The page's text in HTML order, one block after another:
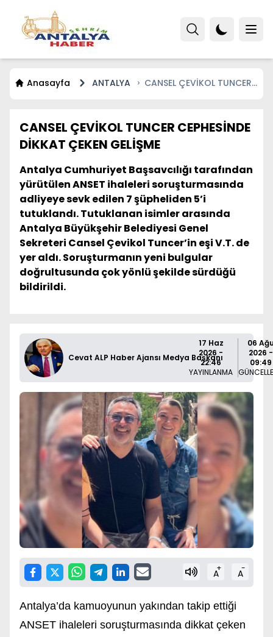
Anasayfa ANTALYA
CANSEL ÇEVİKOL TUNCER
CANSEL ÇEVİKOL TUNCER CEPHESİNDE
DİKKAT ÇEKEN GELİŞME
Antalya Cumhuriyet Başsavcılığı tarafından
yürütülen ANSET ihaleleri soruşturmasında
adliyeye sevk edilen 7 şüpheliden 5’i
tutuklandı. Tutuklanan isimler arasında
Antalya Büyükşehir Belediyesi Genel
Sekreteri Cansel Çevikol Tuncer’in eşi V.T. de
yer aldı. Soruşturmanın yeni bulgular
doğrultusunda çok yönlü şekilde sürdüğü
bildirildi.
Cevat ALP Haber Ajansı Medya Başkanı
17 Haz
2026 -
22:46
YAYINLANMA
06
2026 -
09:49
A+ A-
Antalya’da kamuoyunun yakından takip ettiği
ANSET ihaleleri soruşturmasında dikkat çeken